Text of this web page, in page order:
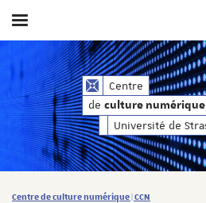
Centredeculture
de culture numérique
Université de
Afficher / masquer le menu
Vous êtes ici :
Centre de culture numérique | CCN